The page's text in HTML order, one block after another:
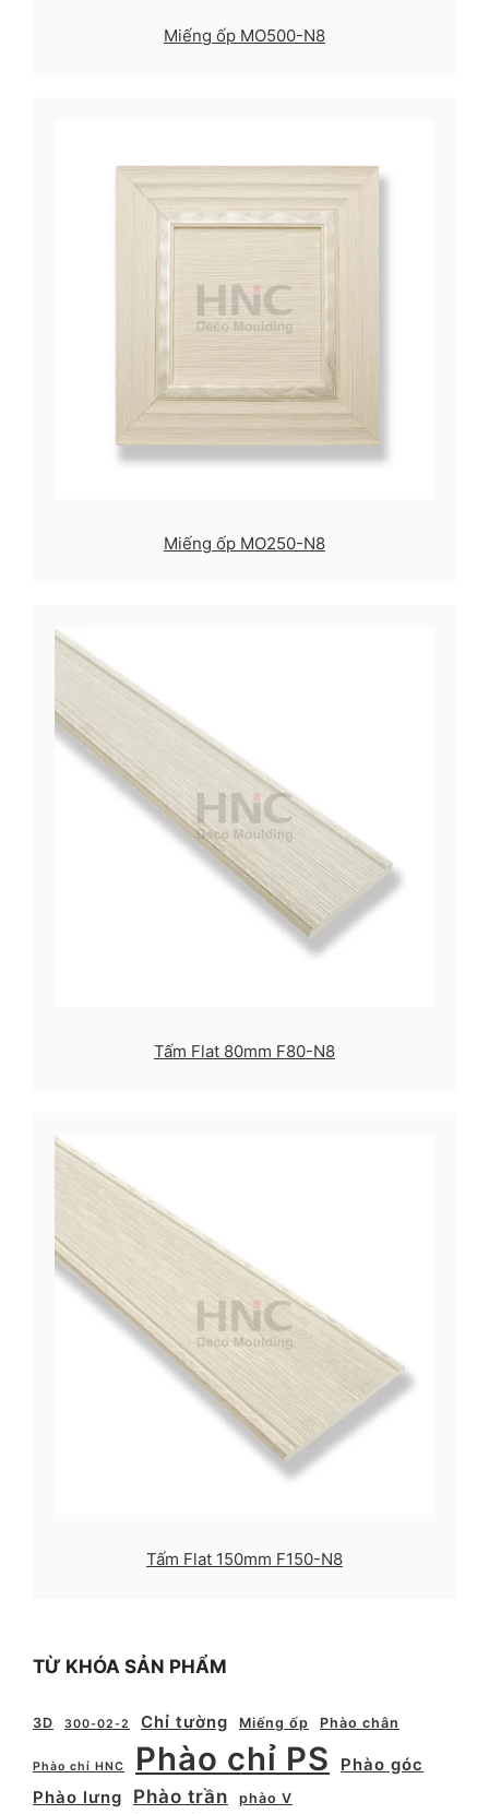
Miếng ốp MO500-N8
Miếng ốp MO250-N8
Tấm Flat 80mm F80-N8
Tấm Flat 150mm F150-N8
TỪ KHÓA SẢN PHẨM
3D 300-02-2 Chỉ tường Miếng ốp Phào chân
Phào chỉ HNC Phào chỉ PS
Phào góc
Phào lưng
Phào trần phào V